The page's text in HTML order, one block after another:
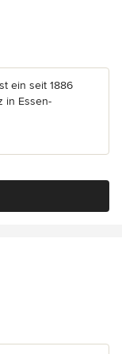
ein seit 1886
in Essen-